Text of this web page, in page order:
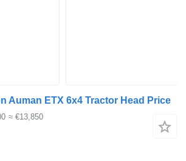
Auman ETX 6x4 Tractor Head Price
≈ €13,850